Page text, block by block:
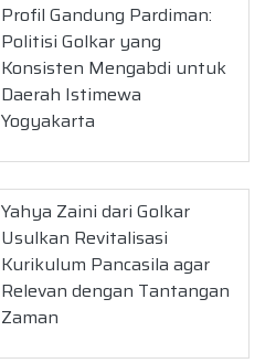
Profil Gandung Pardiman:
Politisi Golkar yang
Konsisten Mengabdi untuk
Daerah Istimewa
Yogyakarta
Yahya Zaini dari Golkar
Usulkan Revitalisasi
Kurikulum Pancasila agar
Relevan dengan Tantangan
Zaman